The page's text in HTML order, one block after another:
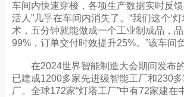
车间内快速穿梭，各项生产数据实时反
活人”几乎在车间内消失了。“我们这个‘
术，五分钟就能做成一个工业制成品，
99%，订单交付时效提升25%。”该车间
在2024世界智能制造大会期间发布的
已建成1200多家先进级智能工厂和230
厂。全球172家“灯塔工厂”中有72家建在